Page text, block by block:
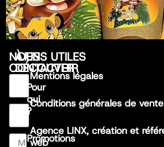
NOUS
CONTACTER
À
DÉCOUVRIR
Pour
qui
?
Promotions
LIENS UTILES
Mentions légales
Conditions générales de vente
Agence LINX, création et
web